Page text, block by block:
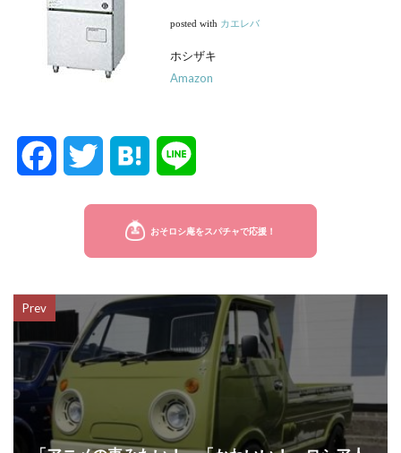
posted with カエレバ
ホシザキ
Amazon
b
o
o
k
t
e
t
a
n
Prev